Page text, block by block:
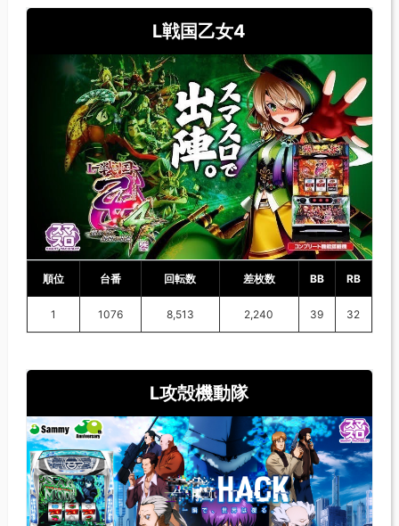
L戦国乙女4
順位 台番 回転数 差枚数 BB RB
1 1076 8,513 2,240 39 32
L攻殻機動隊